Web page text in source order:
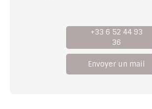
+33 6 52 44 93
36
Envoyer un mail